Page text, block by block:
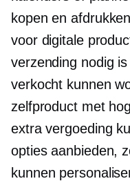
kopen en
voor digitale
verzending nodig
verkocht kunnen
zelfproduct met
extra vergoeding
opties aanbieden,
kunnen